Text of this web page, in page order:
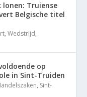
Truiense
Belgische titel
,Wedstrijd,
op
in Sint-Truiden
, Sint-